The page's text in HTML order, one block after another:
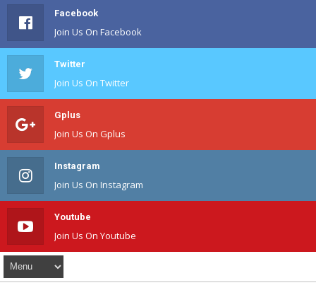
Facebook
Join Us On Facebook
Twitter
Join Us On Twitter
Gplus
Join Us On Gplus
Instagram
Join Us On Instagram
Youtube
Join Us On Youtube